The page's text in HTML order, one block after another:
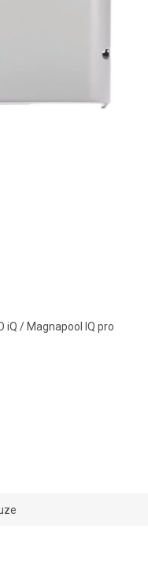
iQ / Magnapool IQ pro